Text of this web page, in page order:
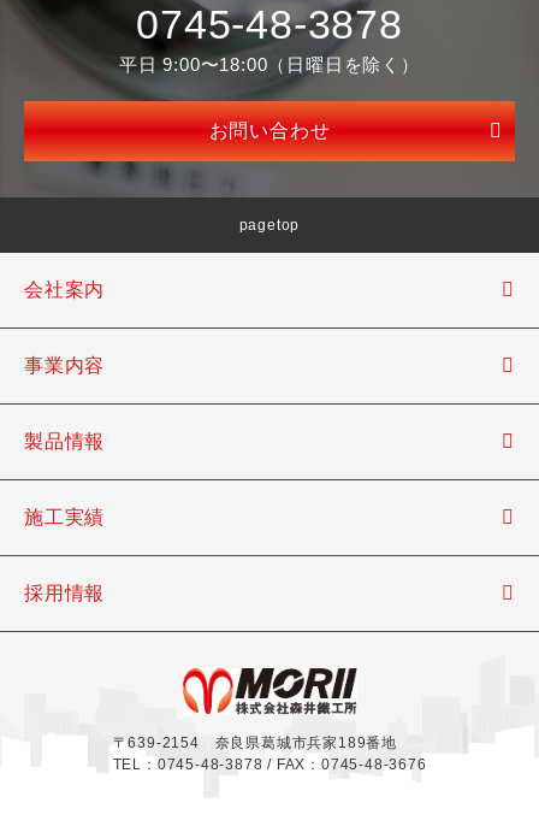
0745-48-3878
平日 9:00〜18:00（日曜日を除く）
お問い合わせ
pagetop
会社案内
事業内容
製品情報
施工実績
採用情報
〒639-2154 奈良県葛城市兵家189番地
TEL：0745-48-3878 / FAX：0745-48-3676